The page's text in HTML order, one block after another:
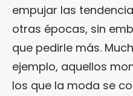
empujar las
otras épocas, sin
que pedirle más.
ejemplo, aquellos
los que la moda se